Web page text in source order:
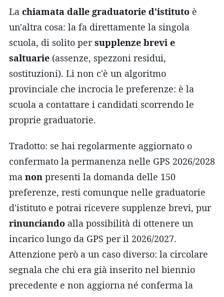
La chiamata dalle graduatorie d'istituto è
un'altra cosa: la fa direttamente la singola
scuola, di solito persupplenze brevi e
saltuarie (assenze, spezzoni residui,
sostituzioni). Lì non c'è un algoritmo
provinciale che incrocia le preferenze: è la
scuola a contattare i candidati scorrendo le
proprie graduatorie.
Tradotto: se hai regolarmente aggiornato o
confermato la permanenza nelle GPS 2026/2028
ma non presenti la domanda delle 150
preferenze, resti comunque nelle graduatorie
d'istituto e potrai ricevere supplenze brevi, pur
rinunciando alla possibilità di ottenere un
incarico lungo da GPS per il 2026/2027.
Attenzione però a un caso diverso: la circolare
segnala che chi era già inserito nel biennio
precedente e non aggiorna né conferma la